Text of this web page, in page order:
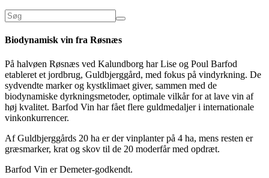
Biodynamisk vin fra Røsnæs
På halvøen Røsnæs ved Kalundborg har Lise og Poul Barfod
etableret et jordbrug, Guldbjerggård, med fokus på vindyrkning. De
sydvendte marker og kystklimaet giver, sammen med de
biodynamiske dyrkningsmetoder, optimale vilkår for at lave vin af
høj kvalitet. Barfod Vin har fået flere guldmedaljer i internationale
vinkonkurrencer.
Af Guldbjerggårds 20 ha er der vinplanter på 4 ha, mens resten er
græsmarker, krat og skov til de 20 moderfår med opdræt.
Barfod Vin er Demeter-godkendt.